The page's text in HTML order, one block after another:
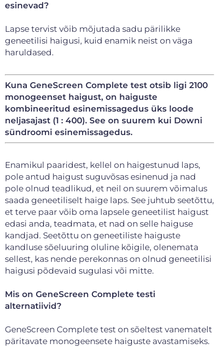
esinevad?
Lapse tervist võib mõjutada sadu pärilikke
geneetilisi haigusi, kuid enamik neist on väga
haruldased.
Kuna GeneScreen Complete test otsib ligi 2100
monogeenset haigust, on haiguste
kombineeritud esinemissagedus üks loode
neljasajast (1 : 400). See on suurem kui Downi
sündroomi esinemissagedus.
Enamikul paaridest, kellel on haigestunud laps,
pole antud haigust suguvõsas esinenud ja nad
pole olnud teadlikud, et neil on suurem võimalus
saada geneetiliselt haige laps. See juhtub seetõttu,
et terve paar võib oma lapsele geneetilist haigust
edasi anda, teadmata, et nad on selle haiguse
kandjad. Seetõttu on geneetiliste haiguste
kandluse sõeluuring oluline kõigile, olenemata
sellest, kas nende perekonnas on olnud geneetilisi
haigusi põdevaid sugulasi või mitte.
Mis on GeneScreen Complete testi
alternatiivid?
GeneScreen Complete test on sõeltest vanematelt
päritavate monogeensete haiguste avastamiseks.